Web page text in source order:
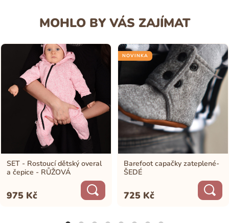
MOHLO BY VÁS ZAJÍMAT
SET - Rostoucí dětský overal
a čepice - RŮŽOVÁ
975 Kč
NOVINKA
Barefoot capačky zateplené-
ŠEDÉ
725 Kč